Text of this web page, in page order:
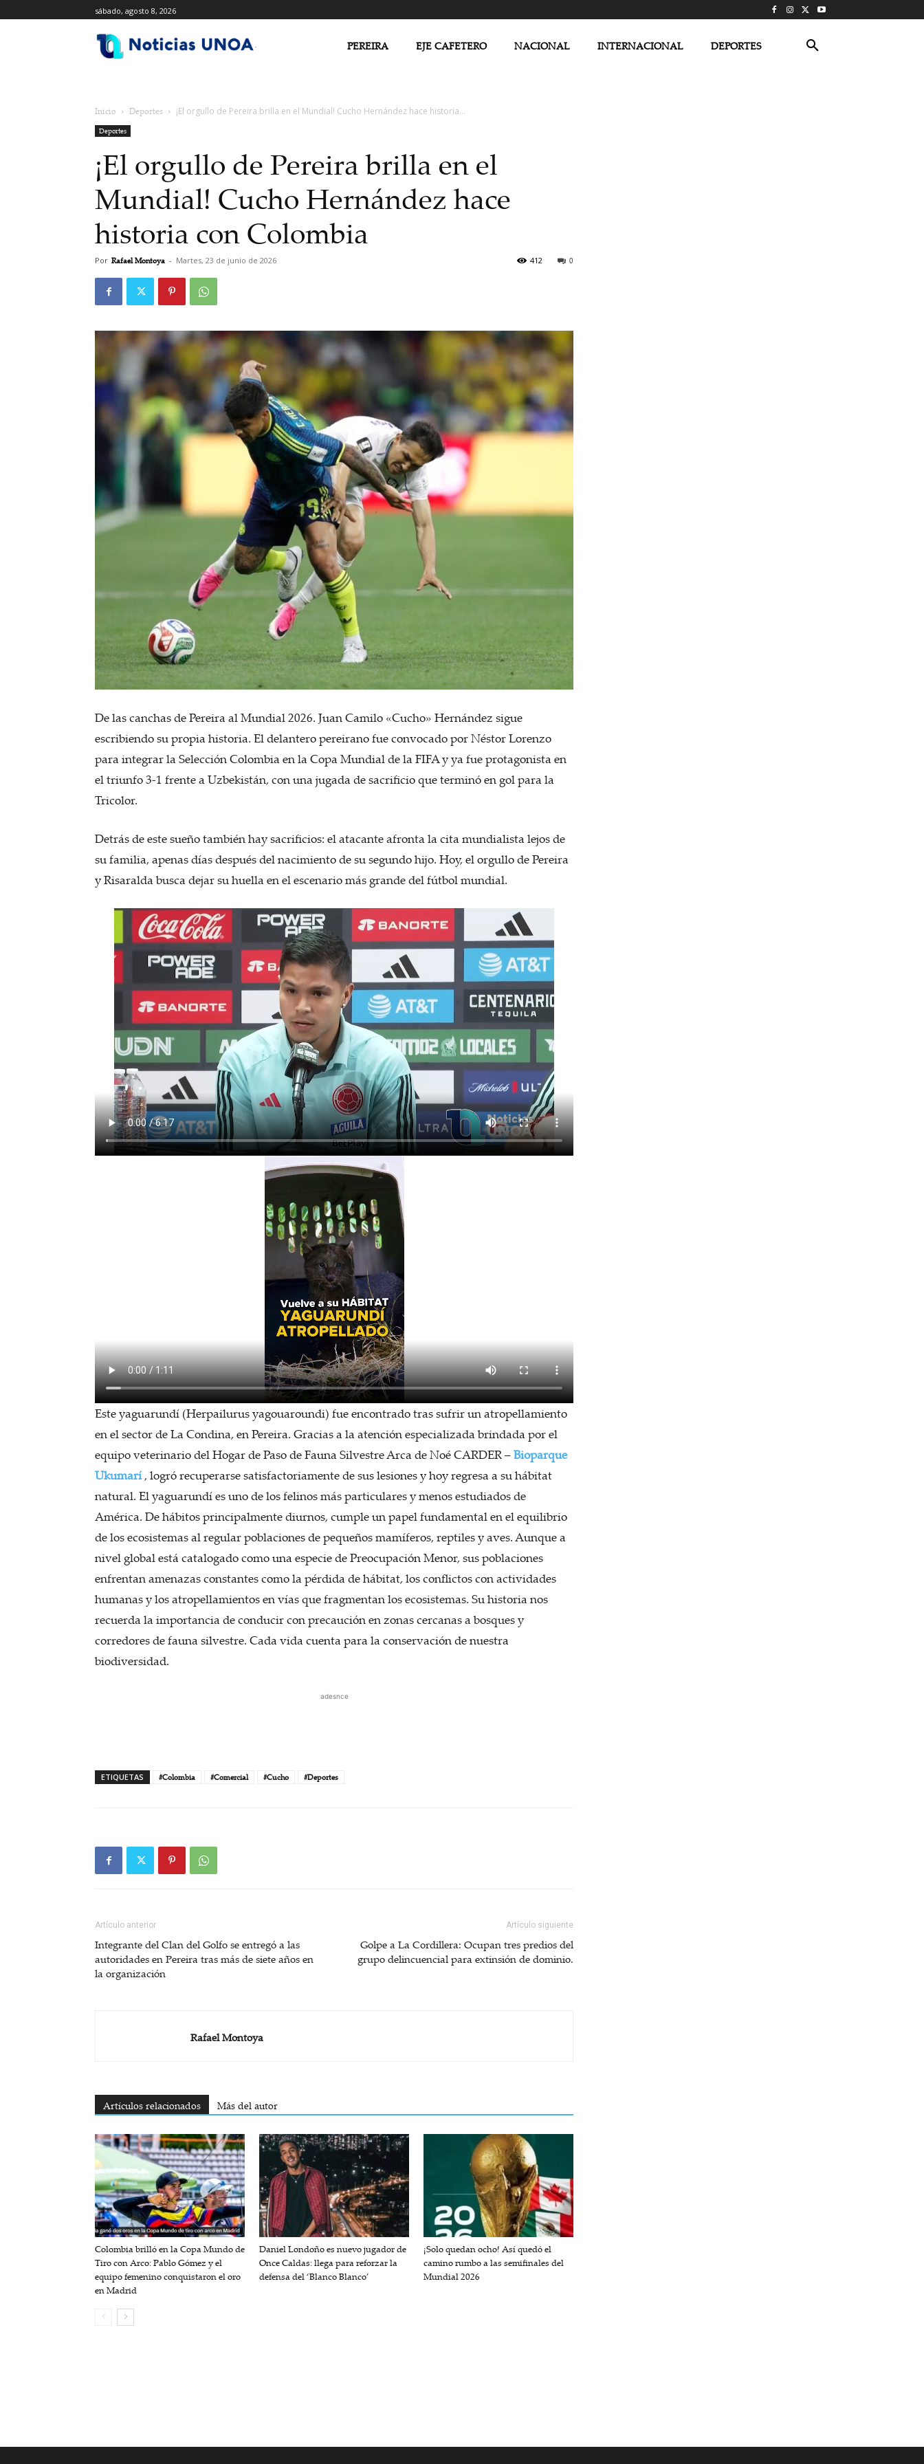
sábado, agosto 8, 2026
PEREIRA EJE CAFETERO NACIONAL INTERNACIONAL DEPORTES
Inicio Deportes ¡El orgullo de Pereira brilla en el Mundial! Cucho Hernández hace historia...
Deportes
¡El orgullo de Pereira brilla en el
Mundial! Cucho Hernández hace
historia con Colombia
Por Rafael Montoya - Martes, 23 de junio de 2026 0
412
De las canchas de Pereira al Mundial 2026. Juan Camilo «Cucho» Hernández sigue
escribiendo su propia historia. El delantero pereirano fue convocado por Néstor Lorenzo
para integrar la Selección Colombia en la Copa Mundial de la FIFA y ya fue protagonista en
el triunfo 3-1 frente a Uzbekistán, con una jugada de sacrificio que terminó en gol para la
Tricolor.
Detrás de este sueño también hay sacrificios: el atacante afronta la cita mundialista lejos de
su familia, apenas días después del nacimiento de su segundo hijo. Hoy, el orgullo de Pereira
y Risaralda busca dejar su huella en el escenario más grande del fútbol mundial.
Este yaguarundí (Herpailurus yagouaroundi) fue encontrado tras sufrir un atropellamiento
en el sector de La Condina, en Pereira. Gracias a la atención especializada brindada por el
equipo veterinario del Hogar de Paso de Fauna Silvestre Arca de Noé CARDER –Bioparque
Ukumarí, logró recuperarse satisfactoriamente de sus lesiones y hoy regresa a su hábitat
natural. El yaguarundí es uno de los felinos más particulares y menos estudiados de
América. De hábitos principalmente diurnos, cumple un papel fundamental en el equilibrio
de los ecosistemas al regular poblaciones de pequeños mamíferos, reptiles y aves. Aunque a
nivel global está catalogado como una especie de Preocupación Menor, sus poblaciones
enfrentan amenazas constantes como la pérdida de hábitat, los conflictos con actividades
humanas y los atropellamientos en vías que fragmentan los ecosistemas. Su historia nos
recuerda la importancia de conducir con precaución en zonas cercanas a bosques y
corredores de fauna silvestre. Cada vida cuenta para la conservación de nuestra
biodiversidad.
adesnce
ETIQUETAS #Colombia #Comercial #Cucho #Deportes
Artículo anterior
Integrante del Clan del Golfo se entregó a las
autoridades en Pereira tras más de siete años en
la organización
Artículo siguiente
Golpe a La Cordillera: Ocupan tres predios del
grupo delincuencial para extinsión de dominio.
Rafael Montoya
Artículos relacionados Más del autor
Colombia brilló en la Copa Mundo de
Tiro con Arco: Pablo Gómez y el
equipo femenino conquistaron el oro
en Madrid
Daniel Londoño es nuevo jugador de
Once Caldas: llega para reforzar la
defensa del ‘Blanco Blanco’
¡Solo quedan ocho! Así quedó el
camino rumbo a las semifinales del
Mundial 2026